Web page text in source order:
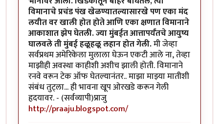
विमानाचे प्रचंड पंख खेळण्यातल्यासारखे पण एका मंद
लयीत वर खाली होत होते आणि एका क्षणात विमानाने
आकाशात झेप घेतली. ज्या मुंबईत आत्तापर्यंतचे आयुष्य
घालवले ती मुंबई हळूहळू लहान होत गेली.मी जेव्हा
सर्वप्रथम अमेरिकेला मुलाला घेऊन एकटी आले ना, तेव्हा
माझीही अवस्था काहीशी अशीच झाली होती. विमानाने
रनवे वरून टेक ऑफ घेतल्यानंतर.. माझा माझ्या मातीशी
संबंध तुट्ला... ही भावना खूप ओरखडे करून गेली
हृदयावर. - (सर्वव्यापी)प्राजु
http://praaju.blogspot.com/